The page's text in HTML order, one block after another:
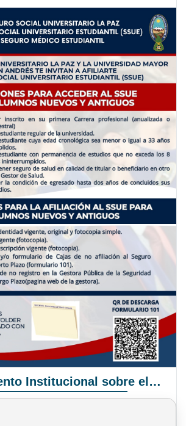
Pronunciamiento Institucional sobre el Proyecto de Ley N° 068/2025-2026 C.S.